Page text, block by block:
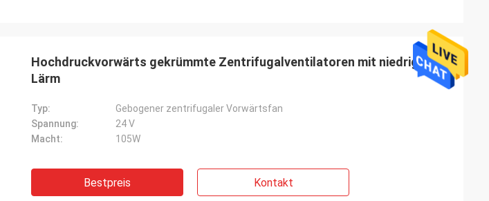
Hochdruckvorwärts gekrümmte Zentrifugalventilatoren mit niedrigem
Lärm
Typ:
Gebogener zentrifugaler Vorwärtsfan
Spannung:
24 V
Macht:
105W
Bestpreis Kontakt